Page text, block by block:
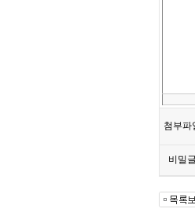
첨부파
비밀글